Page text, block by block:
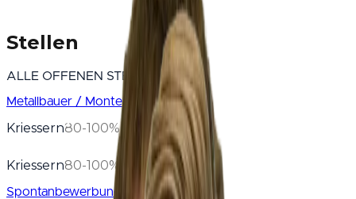
Stellen
ALLE OFFENEN STELLEN
Metallbauer / Monteur
Kriessern80-100%
Kriessern80-100%
Spontanbewerbung